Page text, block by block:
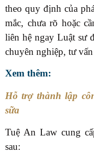
theo quy định của
mắc, chưa rõ hoặc
liên hệ ngay Luật sư
chuyên nghiệp, tư
Xem thêm:
Hỗ trợ thành lập
sữa
Tuệ An Law cung
sau: